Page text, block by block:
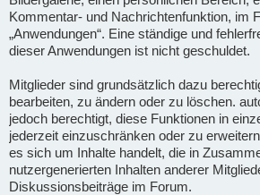
Kommentar- und Nachrichtenfunktion, im
„Anwendungen“. Eine ständige und
dieser Anwendungen ist nicht geschuldet.
Mitglieder sind grundsätzlich dazu
bearbeiten, zu ändern oder zu löschen.
jedoch berechtigt, diese Funktionen in
jederzeit einzuschränken oder zu
es sich um Inhalte handelt, die in
nutzergenerierten Inhalten anderer
Diskussionsbeiträge im Forum.